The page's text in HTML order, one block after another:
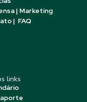
| Marketing
| FAQ
links